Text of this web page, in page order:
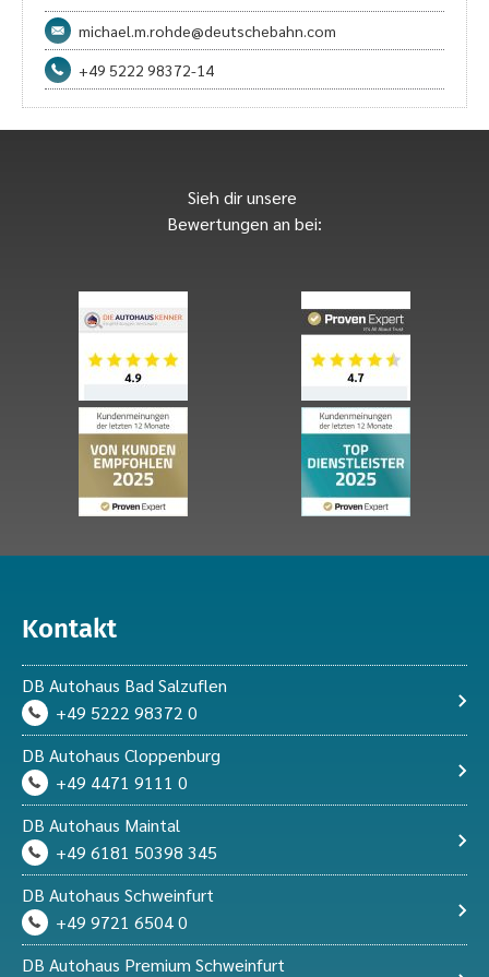
michael.m.rohde@deutschebahn.com
+49 5222 98372-14
Sieh dir unsere
Bewertungen an bei:
Kontakt
DB Autohaus Bad Salzuflen
+49 5222 98372 0
DB Autohaus Cloppenburg
+49 4471 9111 0
DB Autohaus Maintal
+49 6181 50398 345
DB Autohaus Schweinfurt
+49 9721 6504 0
DB Autohaus Premium Schweinfurt
Kundenbewertungen und Erfahrungen zu
DB Autohaus Cloppenburg